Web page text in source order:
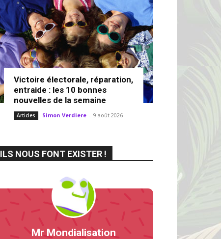
Victoire électorale, réparation,
entraide : les 10 bonnes
nouvelles de la semaine
Articles Simon Verdiere - 9 août 2026
ILS NOUS FONT EXISTER !
Mr Mondialisation